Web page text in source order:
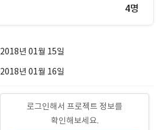
4명
2018년 01월 15일
2018년 01월 16일
로그인해서 프로젝트 정보를
확인해보세요.